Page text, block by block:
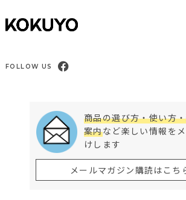
FOLLOW US
商品の選び方・使い方
案内など楽しい情報を
けします
メールマガジン購読はこち